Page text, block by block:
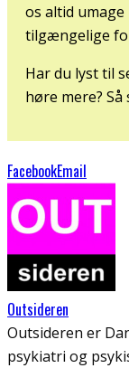
os altid
tilgængelige
Har du lyst til
høre mere? Så
FacebookEmail
Outsideren
Outsideren er
psykiatri og